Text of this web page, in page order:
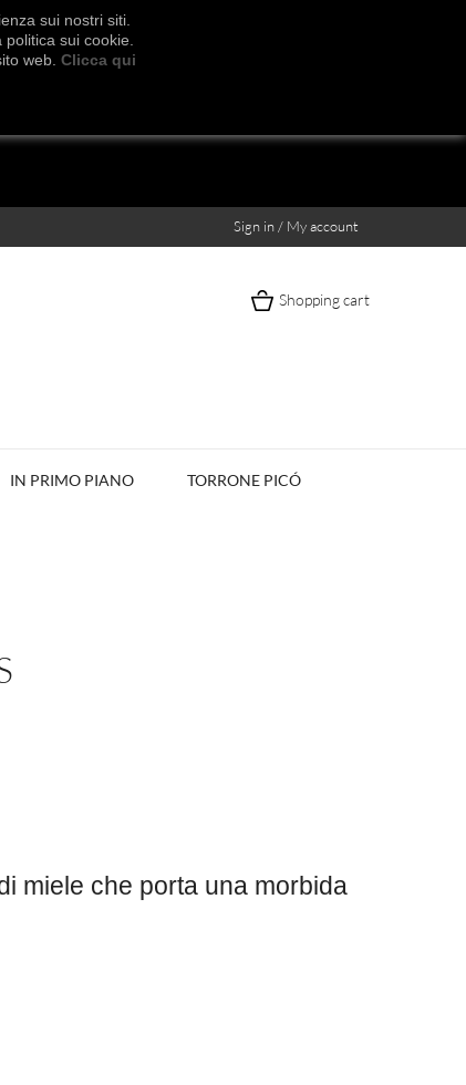
sui nostri siti.
sui cookie.
web. Clicca qui
Sign in / My account
Shopping cart
IN PRIMO PIANO TORRONE PICÓ
miele che porta una morbida